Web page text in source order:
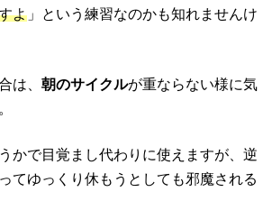
よ 」という練習なのかも知れませんけ
は、 朝のサイクルが重ならない様に気
かで目覚まし代わりに使えますが、逆
てゆっくり休もうとしても邪魔される